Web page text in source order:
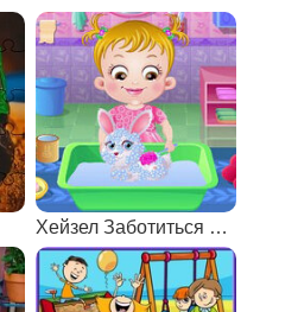
Хейзел Заботиться о Кролике